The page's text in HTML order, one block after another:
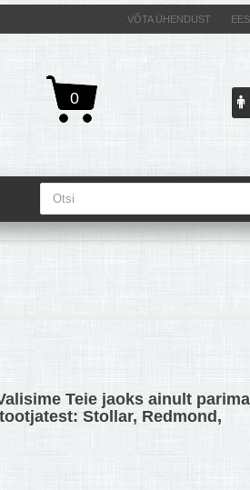
VÕTA ÜHENDUST
0
Teie jaoks ainult
Stollar, Redmond,